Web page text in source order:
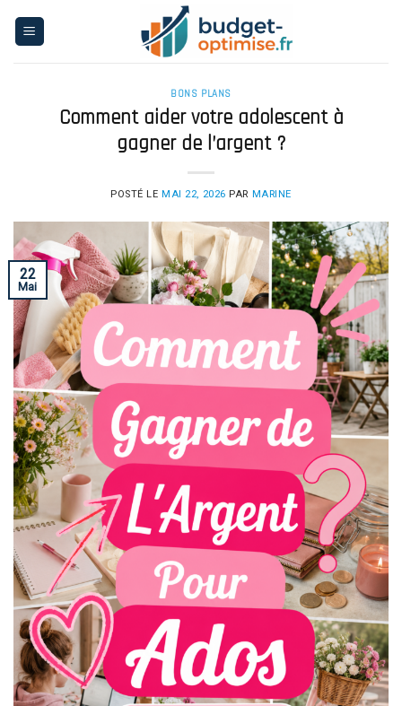
BONS PLANS
Comment aider votre adolescent à
gagner de l’argent ?
POSTÉ LEMAI 22, 2026 PAR MARINE
22
Mai